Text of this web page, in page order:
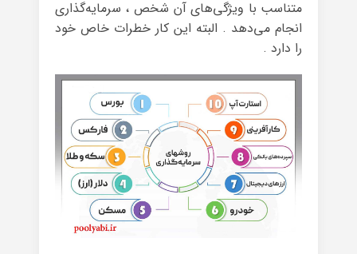
متناسب با ویژگی‌های آن شخص ، سرمایه‌گذاری
انجام می‌دهد . البته این کار خطرات خاص خود
را دارد .